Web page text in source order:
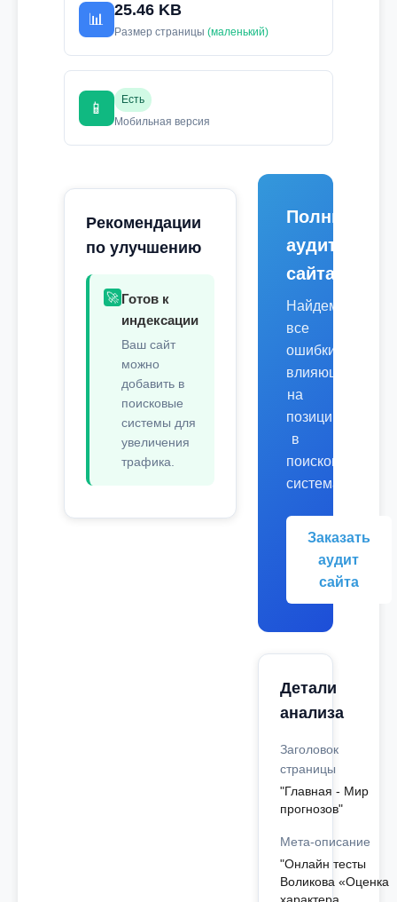
📊
25.46 KB
Размер страницы (маленький)
📱
Есть
Мобильная версия
Рекомендации
по улучшению
🚀 Готов к
индексации
Ваш сайт
можно
добавить в
поисковые
системы для
увеличения
трафика.
Полный
аудит
сайта
Найдем
все
ошибки,
влияющие
на
позиции
в
поисковых
системах.
Заказать
аудит
сайта
Детали
анализа
Заголовок
страницы
"Главная - Мир
прогнозов"
Мета-описание
"Онлайн тесты
Воликова «Оценка